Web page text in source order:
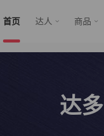
首页 达人 商品
达